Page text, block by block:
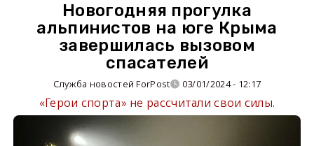
Новогодняя прогулка
альпинистов на юге Крыма
завершилась вызовом
спасателей
Служба новостей ForPost 03/01/2024 - 12:17
«Герои спорта» не рассчитали свои силы.